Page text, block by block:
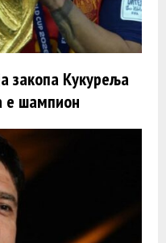
закопа Кукуреља
е шампион